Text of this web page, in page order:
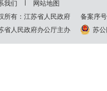
我们
网站地图
所有：江苏省人民政府
备案序
省人民政府办公厅主办
苏